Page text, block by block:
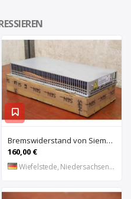
Bremswiderstand von Siemens – 6SL3100-1BE21-3AA0
160,00 €
Wiefelstede, Niedersachsen, DE